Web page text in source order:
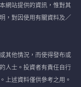
網站提供的資訊，惟對其
，對因使用有關資料及／
其他情況，而使得發布或
人士。投資者有責任自行
上述資料僅供參考之用。